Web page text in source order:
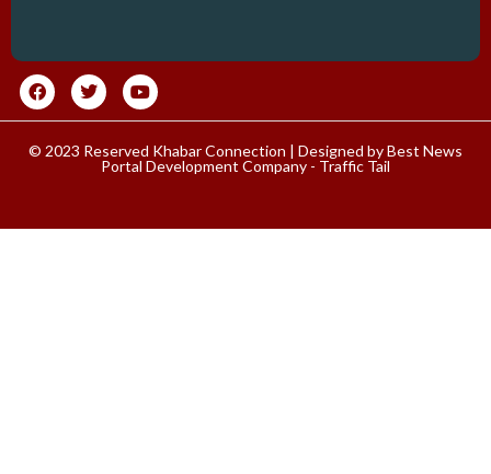
© 2023 Reserved Khabar Connection | Designed byBest News
Portal Development Company - Traffic Tail